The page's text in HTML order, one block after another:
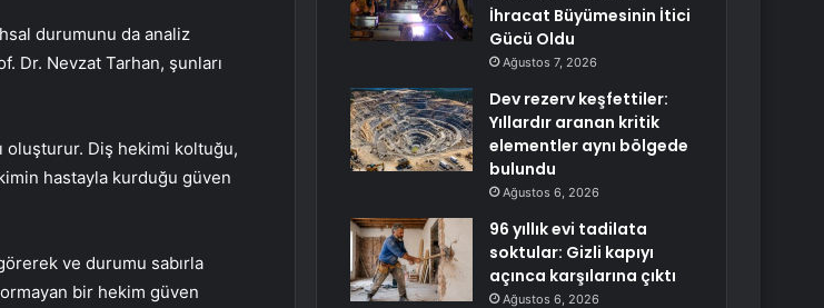
durumunu da analiz
Dr. Nevzat Tarhan, şunları
oluşturur. Diş hekimi koltuğu,
hastayla kurduğu güven
ve durumu sabırla
bir hekim güven
İhracat Büyümesinin İtici
Gücü Oldu
Ağustos 7, 2026
Dev rezerv keşfettiler:
Yıllardır aranan kritik
elementler aynı bölgede
bulundu
Ağustos 6, 2026
96 yıllık evi tadilata
soktular: Gizli kapıyı
açınca karşılarına çıktı
Ağustos 6, 2026